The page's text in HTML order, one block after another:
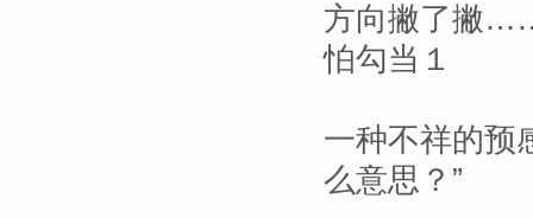
方向撇了撇
怕勾当１
一种不祥的预
么意思？”